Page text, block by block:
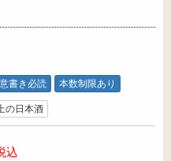
書き必読 本数制限あり
の日本酒
込